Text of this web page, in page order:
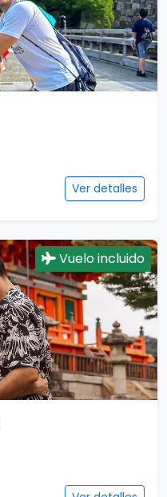
Ver detalles
Vuelo incluido